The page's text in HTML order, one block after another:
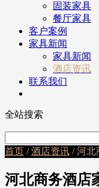
固装家具
餐厅家具
客户案例
家具新闻
家具新闻
酒店资讯
联系我们
全站搜索
首页 /酒店资讯 / 河北
河北商务酒店